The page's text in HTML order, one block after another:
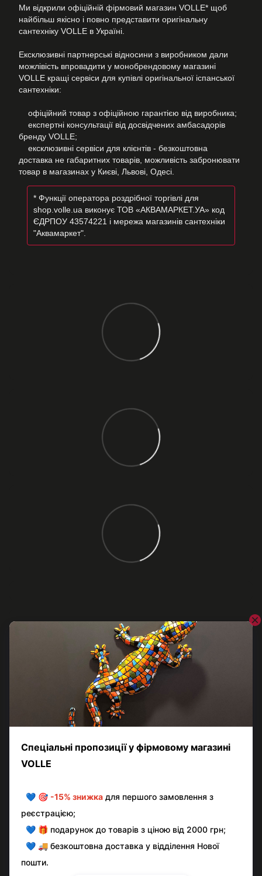
Ми відкрили офіційній фірмовий магазин VOLLE* щоб
найбільш якісно і повно представити оригінальну
сантехніку VOLLE в Україні.
Ексклюзивні партнерські відносини з виробником дали
можлівість впровадити у монобрендовому магазині
VOLLE кращі сервіси для купівлі оригінальної іспанської
сантехніки:
офіційний товар з офіційною гарантією від виробника;
експертні консультації від досвідчених амбасадорів
бренду VOLLE;
ексклюзивні сервіси для клієнтів - безкоштовна
доставка не габаритних товарів, можливість забронювати
товар в магазинах у Києві, Львові, Одесі.
* Функції оператора роздрібної торгівлі для
shop.volle.ua виконує ТОВ «АКВАМАРКЕТ.УА» код
ЄДРПОУ 43574221 і мережа магазинів сантехніки
"Аквамаркет".
Додайте перший відгук
Написати відгук
Повна версія сайту